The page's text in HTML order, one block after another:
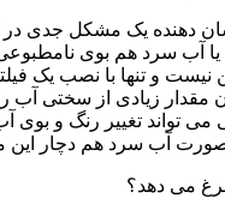
دهنده یک مشکل جدی در
یا آب سرد هم بوی
نیست و تنها با نصب یک
مقدار زیادی از سختی آب
تواند تغییر رنگ و بوی
صورت آب سرد هم دچار